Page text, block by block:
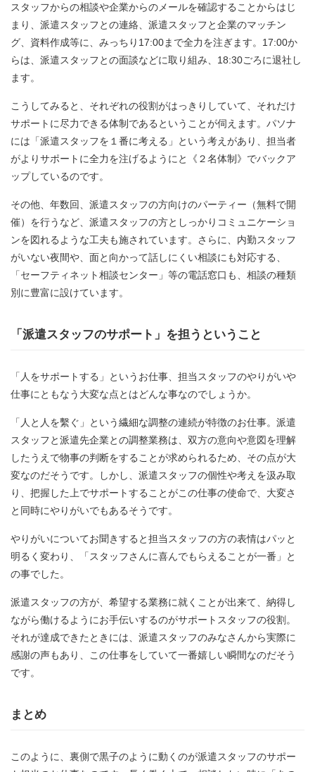
スタッフからの相談や企業からのメールを確認することからはじ
まり、派遣スタッフとの連絡、派遣スタッフと企業のマッチン
グ、資料作成等に、みっちり 17:00まで全力を注ぎます。 17:00か
らは、派遣スタッフとの面談などに取り組み、 18:30ごろに退社し
ます。
こうしてみると、それぞれの役割がはっきりしていて、それだけ
サポートに尽力できる体制であるということが伺えます。パソナ
には「派遣スタッフを１番に考える」という考えがあり、担当者
がよりサポートに全力を注げるようにと《２名体制》でバックア
ップしているのです。
その他、年数回、派遣スタッフの方向けのパーティー（無料で開
催）を行うなど、派遣スタッフの方としっかりコミュニケーショ
ンを図れるような工夫も施されています。さらに、内勤スタッフ
がいない夜間や、面と向かって話しにくい相談にも対応する、
「セーフティネット相談センター」等の電話窓口も、相談の種類
別に豊富に設けています。
「派遣スタッフのサポート」を担うということ
「人をサポートする」というお仕事、担当スタッフのやりがいや
仕事にともなう大変な点とはどんな事なのでしょうか。
「人と人を繫ぐ」という繊細な調整の連続が特徴のお仕事。派遣
スタッフと派遣先企業との調整業務は、双方の意向や意図を理解
したうえで物事の判断をすることが求められるため、その点が大
変なのだそうです。しかし、派遣スタッフの個性や考えを汲み取
り、把握した上でサポートすることがこの仕事の使命で、大変さ
と同時にやりがいでもあるそうです。
やりがいについてお聞きすると担当スタッフの方の表情はパッと
明るく変わり、「スタッフさんに喜んでもらえることが一番」と
の事でした。
派遣スタッフの方が、希望する業務に就くことが出来て、納得し
ながら働けるようにお手伝いするのがサポートスタッフの役割。
それが達成できたときには、派遣スタッフのみなさんから実際に
感謝の声もあり、この仕事をしていて一番嬉しい瞬間なのだそう
です。
まとめ
このように、裏側で黒子のように動くのが派遣スタッフのサポー